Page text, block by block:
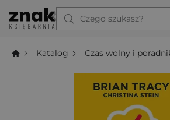
Czego szukasz?
Katalog Czas wolny i